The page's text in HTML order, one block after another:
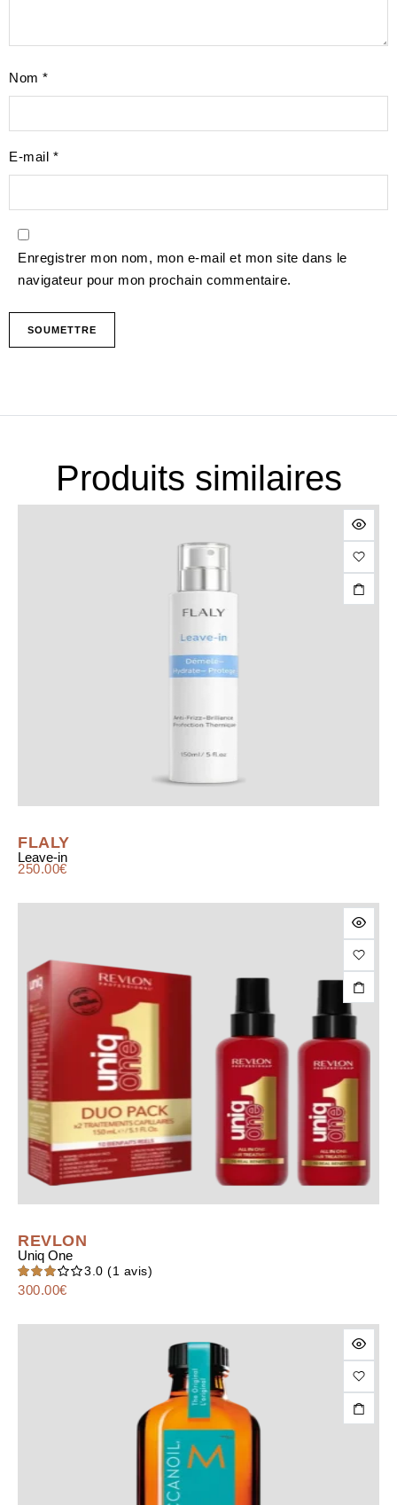
Nom *
E-mail *
Enregistrer mon nom, mon e-mail et mon site dans le
navigateur pour mon prochain commentaire.
Produits similaires
FLALY
Leave-in
250.00€
REVLON
Uniq One
N
3.00
3.0 (1 avis)
300.00€